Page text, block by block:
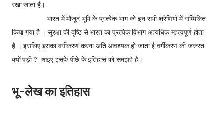
रखा जाता है।
भारत में मौजूद भूमि के प्रत्येक भाग को इन सभी श्रेणियों में सम्मिलित
किया गया है । सुरक्षा की दृष्टि से भारत का प्रत्येक विभाग अत्यधिक महत्वपूर्ण होता
है । इसलिए इसका वर्गीकरण करना अति आवश्यक हो जाता है वर्गीकरण की जरूरत
क्यों पड़ी ? आइए इसके पीछे के इतिहास को समझते हैं।
भू-लेख का इतिहास